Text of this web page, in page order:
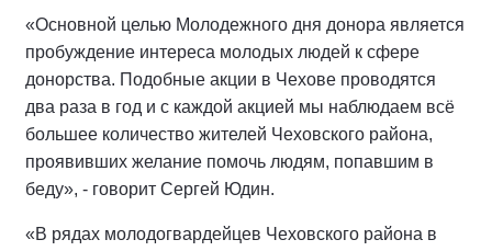
«Основной целью Молодежного дня донора является
пробуждение интереса молодых людей к сфере
донорства. Подобные акции в Чехове проводятся
два раза в год и с каждой акцией мы наблюдаем всё
большее количество жителей Чеховского района,
проявивших желание помочь людям, попавшим в
беду», - говорит Сергей Юдин.
«В рядах молодогвардейцев Чеховского района в